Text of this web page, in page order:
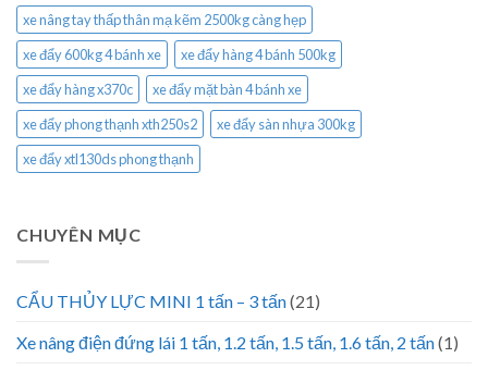
xe nâng tay thấp thân mạ kẽm 2500kg càng hẹp
xe đẩy 600kg 4 bánh xe
xe đẩy hàng 4 bánh 500kg
xe đẩy hàng x370c
xe đẩy mặt bàn 4 bánh xe
xe đẩy phong thạnh xth250s2
xe đẩy sàn nhựa 300kg
xe đẩy xtl130ds phong thạnh
CHUYÊN MỤC
CẨU THỦY LỰC MINI 1 tấn – 3 tấn(21)
Xe nâng điện đứng lái 1 tấn, 1.2 tấn, 1.5 tấn, 1.6 tấn, 2 tấn(1)